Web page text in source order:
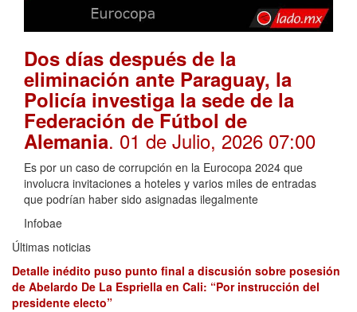
Dos días después de la
eliminación ante Paraguay, la
Policía investiga la sede de la
Federación de Fútbol de
Alemania. 01 de Julio, 2026 07:00
Es por un caso de corrupción en la Eurocopa 2024 que
involucra invitaciones a hoteles y varios miles de entradas
que podrían haber sido asignadas ilegalmente
Infobae
Últimas noticias
Detalle inédito puso punto final a discusión sobre posesión
de Abelardo De La Espriella en Cali: “Por instrucción del
presidente electo”